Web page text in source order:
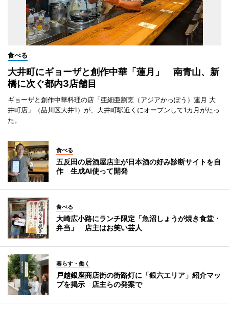
食べる
大井町にギョーザと創作中華「蓮月」 南青山、新
橋に次ぐ都内3店舗目
ギョーザと創作中華料理の店「亜細亜割烹（アジアかっぽう）蓮月 大
井町店」（品川区大井1）が、大井町駅近くにオープンして1カ月がたっ
た。
食べる
五反田の居酒屋店主が日本酒の好み診断サイトを自
作 生成AI使って開発
食べる
大崎広小路にランチ限定「魚沼しょうが焼き食堂・
弁当」 店主はお笑い芸人
暮らす・働く
戸越銀座商店街の街路灯に「銀六エリア」紹介マッ
プを掲示 店主らの発案で